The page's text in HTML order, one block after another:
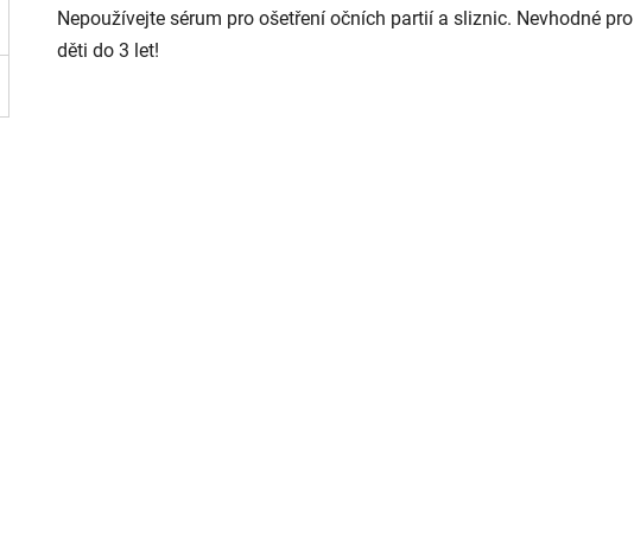
Nepoužívejte sérum pro ošetření očních partií a sliznic. Nevhodné pro
děti do 3 let!